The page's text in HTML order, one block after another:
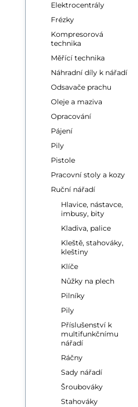
Elektrocentrály
Frézky
Kompresorová
technika
Měřící technika
Náhradní díly k nářadí
Odsavače prachu
Oleje a maziva
Opracování
Pájení
Pily
Pistole
Pracovní stoly a kozy
Ruční nářadí
Hlavice, nástavce,
imbusy, bity
Kladiva, palice
Kleště, stahováky,
kleštiny
Klíče
Nůžky na plech
Pilníky
Pily
Příslušenství k
multifunkčnímu
nářadí
Ráčny
Sady nářadí
Šroubováky
Stahováky